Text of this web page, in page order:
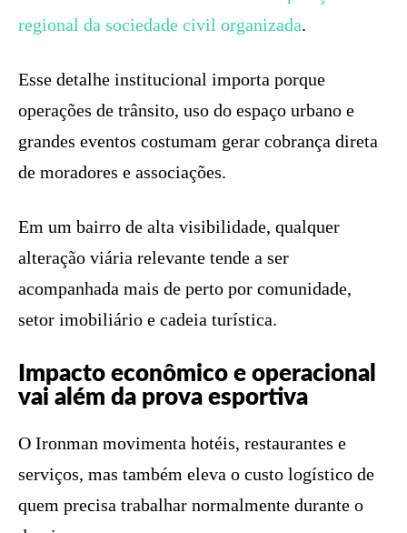
regional da sociedade civil organizada.
Esse detalhe institucional importa porque
operações de trânsito, uso do espaço urbano e
grandes eventos costumam gerar cobrança direta
de moradores e associações.
Em um bairro de alta visibilidade, qualquer
alteração viária relevante tende a ser
acompanhada mais de perto por comunidade,
setor imobiliário e cadeia turística.
Impacto econômico e operacional
vai além da prova esportiva
O Ironman movimenta hotéis, restaurantes e
serviços, mas também eleva o custo logístico de
quem precisa trabalhar normalmente durante o